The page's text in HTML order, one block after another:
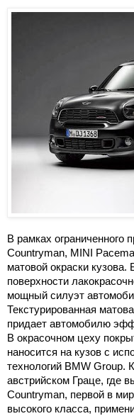
В рамках ограниченного
Countryman, MINI
матовой окраски кузова.
поверхности
мощный силуэт
Текстурированная
придает автомобилю
В окрасочном цеху
наносится на кузов с
технологий BMW Group.
австрийском Граце, где
Countryman, первой в
высокого класса,